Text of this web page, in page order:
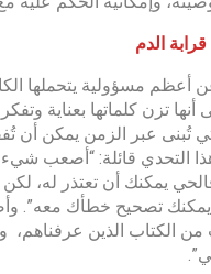
الدم
أعظم مسؤولية يتحملها
أنها تزن كلماتها بعناية
تُبنى عبر الزمن يمكن أن
التحدي قائلة: “أصعب
يمكنك أن تعتذر له،
تصحيح خطأك معه”.
من الكتاب الذين عرفناهم،